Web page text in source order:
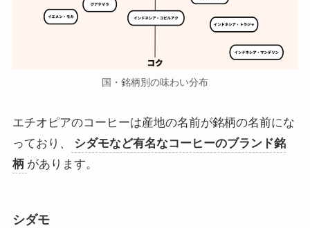
国・銘柄別の味わい分布
エチオピアのコーヒーは産地の名前が銘柄の名前にな
っており、
シダモなど有名なコーヒーのブランド銘
柄 があります。
シダモ